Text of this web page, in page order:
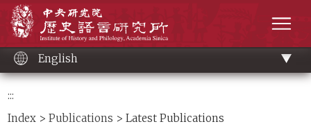
content
English
:::
Index >Publications > Latest Publications